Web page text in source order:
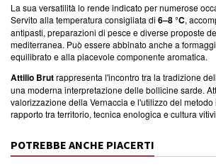
La sua versatilità lo rende indicato per numerose
Servito alla temperatura consigliata di 6–8 °C,
antipasti, preparazioni di pesce e diverse proposte
mediterranea. Può essere abbinato anche a
equilibrato e alla piacevole componente aromatica.
Attilio Brutrappresenta l'incontro tra la tradizione
una moderna interpretazione delle bollicine sarde.
valorizzazione della Vernaccia e l'utilizzo del metodo
rapporto tra territorio, tecnica enologica e cultura
POTREBBE ANCHE PIACERTI